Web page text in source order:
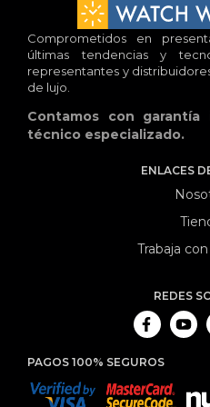
Comprometidos en
últimas tendencias y
representantes y
de lujo.
Contamos con
técnico especializado.
ENLACES
Trabaja
REDES
PAGOS 100% SEGUROS